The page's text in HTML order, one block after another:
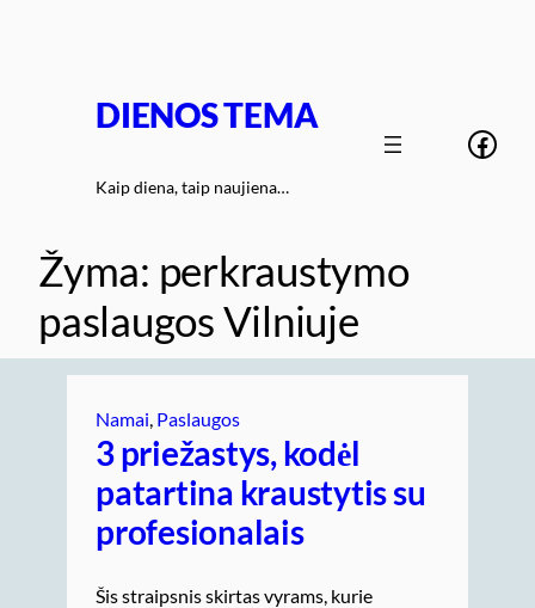
DIENOS TEMA
Kaip diena, taip naujiena…
Žyma: perkraustymo
paslaugos Vilniuje
Namai Paslaugos
3 priežastys, kodėl
patartina kraustytis su
profesionalais
Šis straipsnis skirtas vyrams, kurie